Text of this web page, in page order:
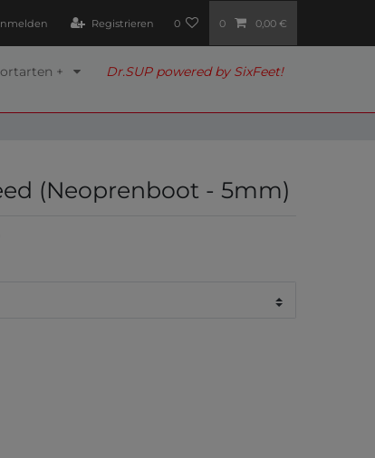
Registrieren 0 0 0,00 €
+ Dr.SUP powered by SixFeet!
(Neoprenboot - 5mm)